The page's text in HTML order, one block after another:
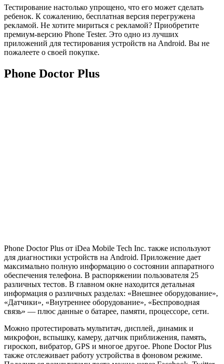
Тестирование настолько упрощено, что его может сделать
ребенок. К сожалению, бесплатная версия перегружена
рекламой. Не хотите мириться с рекламой? Приобретите
премиум-версию Phone Tester. Это одно из лучших
приложений для тестирования устройств на Android. Вы не
пожалеете о своей покупке.
Phone Doctor Plus
Phone Doctor Plus от iDea Mobile Tech Inc. также используют
для диагностики устройств на Android. Приложение дает
максимально полную информацию о состоянии аппаратного
обеспечения телефона. В распоряжении пользователя 25
различных тестов. В главном окне находится детальная
информация о различных разделах: «Внешнее оборудование»,
«Датчики», «Внутреннее оборудование», «Беспроводная
связь» — плюс данные о батарее, памяти, процессоре, сети.
Можно протестировать мультитач, дисплей, динамик и
микрофон, вспышку, камеру, датчик приближения, память,
гироскоп, вибратор, GPS и многое другое. Phone Doctor Plus
также отслеживает работу устройства в фоновом режиме.